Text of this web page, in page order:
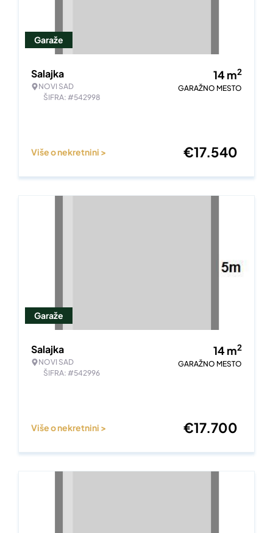
Garaže
Salajka
NOVI SAD
ŠIFRA: #542998
14m2
GARAŽNO MESTO
Više o nekretnini > €17.540
Garaže
Salajka
NOVI SAD
ŠIFRA: #542996
14m2
GARAŽNO MESTO
Više o nekretnini > €17.700